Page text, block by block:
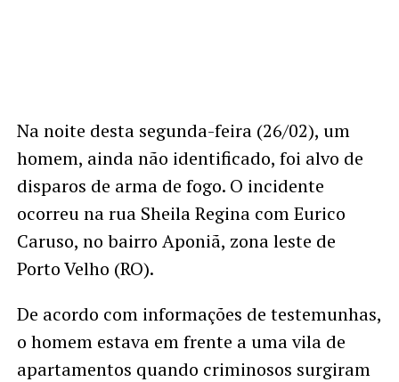
Na noite desta segunda-feira (26/02), um
homem, ainda não identificado, foi alvo de
disparos de arma de fogo. O incidente
ocorreu na rua Sheila Regina com Eurico
Caruso, no bairro Aponiã, zona leste de
Porto Velho (RO).
De acordo com informações de testemunhas,
o homem estava em frente a uma vila de
apartamentos quando criminosos surgiram